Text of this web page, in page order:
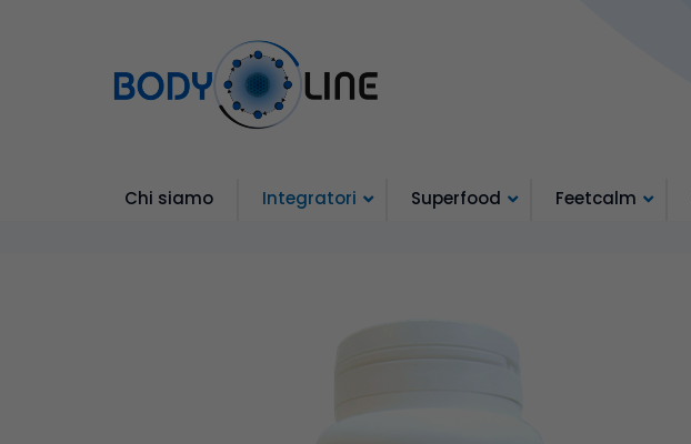
Chi siamo Integratori Superfood Feetcalm